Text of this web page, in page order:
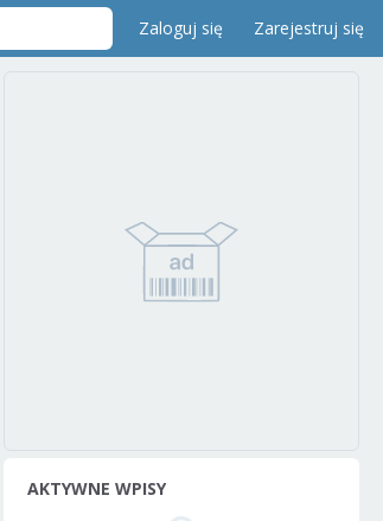
Zaloguj się Zarejestruj się
AKTYWNE WPISY